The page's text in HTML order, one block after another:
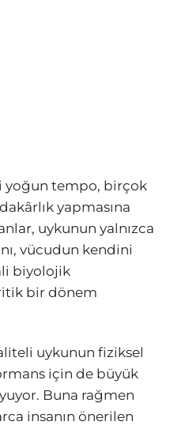
yoğun tempo, birçok
yapmasına
uykunun yalnızca
vücudun kendini
biyolojik
bir dönem
uykunun fiziksel
için de büyük
Buna rağmen
insanın önerilen